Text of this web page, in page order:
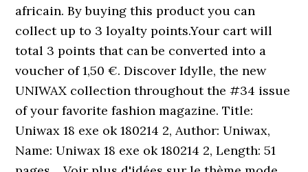
africain. By buying this product you can
collect up to 3 loyalty points.Your cart will
total 3 points that can be converted into a
voucher of 1,50 €. Discover Idylle, the new
UNIWAX collection throughout the #34 issue
of your favorite fashion magazine. Title:
Uniwax 18 exe ok 180214 2, Author: Uniwax,
Name: Uniwax 18 exe ok 180214 2, Length: 51